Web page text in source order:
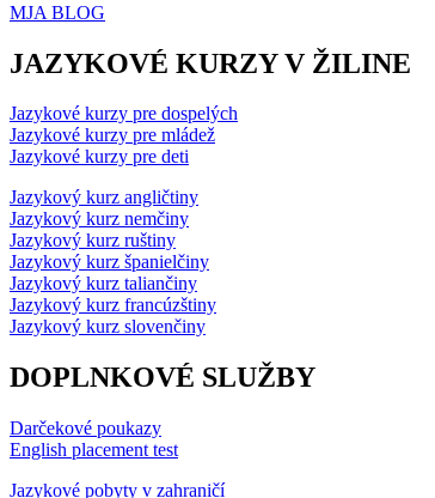
MJA BLOG
JAZYKOVÉ KURZY V ŽILINE
Jazykové kurzy pre dospelých
Jazykové kurzy pre mládež
Jazykové kurzy pre deti
Jazykový kurz angličtiny
Jazykový kurz nemčiny
Jazykový kurz ruštiny
Jazykový kurz španielčiny
Jazykový kurz taliančiny
Jazykový kurz francúzštiny
Jazykový kurz slovenčiny
DOPLNKOVÉ SLUŽBY
Darčekové poukazy
English placement test
Jazykové pobyty v zahraničí